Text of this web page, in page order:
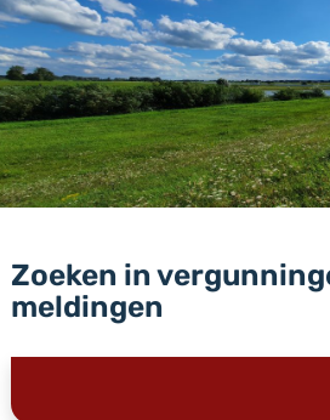
Zoeken in
meldingen